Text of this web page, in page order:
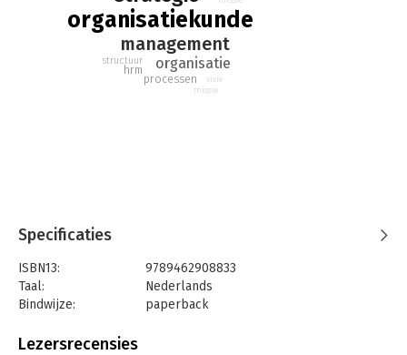
voorbeelden geactualiseerd.
organisatiekunde
management
organisatie
processen
hrm
structuur
visie
missie
Specificaties
ISBN13:
9789462908833
Taal:
Nederlands
Bindwijze:
paperback
Uitgever:
Lezersrecensies